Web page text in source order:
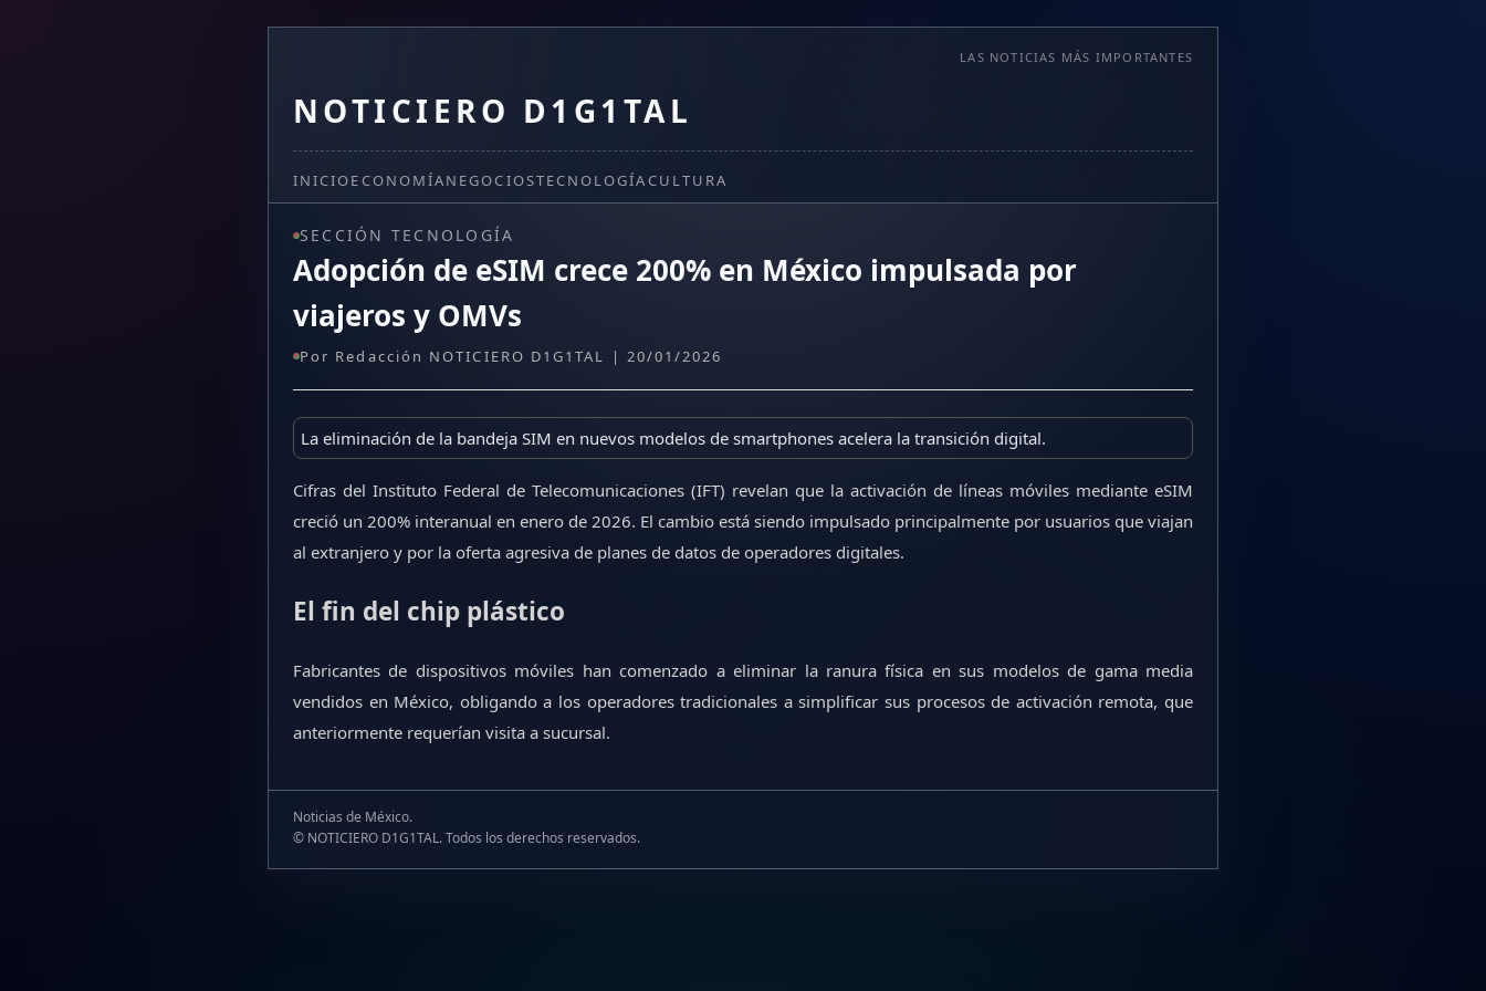
LAS NOTICIAS MÁS IMPORTANTES
NOTICIERO D1G1TAL
INICIOECONOMÍANEGOCIOSTECNOLOGÍACULTURA
SECCIÓN TECNOLOGÍA
Adopción de eSIM crece 200% en México impulsada por
viajeros y OMVs
Por Redacción NOTICIERO D1G1TAL | 20/01/2026
La eliminación de la bandeja SIM en nuevos modelos de smartphones acelera la transición digital.
Cifras del Instituto Federal de Telecomunicaciones (IFT) revelan que la activación de líneas móviles mediante eSIM
creció un 200% interanual en enero de 2026. El cambio está siendo impulsado principalmente por usuarios que viajan
al extranjero y por la oferta agresiva de planes de datos de operadores digitales.
El fin del chip plástico
Fabricantes de dispositivos móviles han comenzado a eliminar la ranura física en sus modelos de gama media
vendidos en México, obligando a los operadores tradicionales a simplificar sus procesos de activación remota, que
anteriormente requerían visita a sucursal.
Noticias de México.
© NOTICIERO D1G1TAL. Todos los derechos reservados.